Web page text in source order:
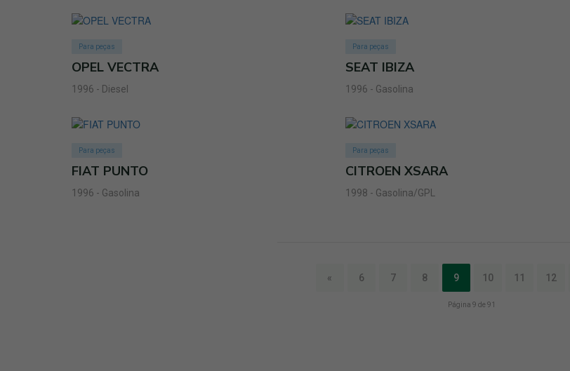
Para peças
OPEL VECTRA
1996 - Diesel
Para peças
SEAT IBIZA
1996 - Gasolina
Para peças
FIAT PUNTO
1996 - Gasolina
Para peças
CITROEN XSARA
1998 - Gasolina/GPL
« 6 7 8 9 10 11 12
Página 9 de 91